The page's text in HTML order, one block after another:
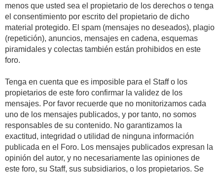
menos que usted sea el propietario de los derechos o tenga
el consentimiento por escrito del propietario de dicho
material protegido. El spam (mensajes no deseados), plagio
(repetición), anuncios, mensajes en cadena, esquemas
piramidales y colectas también están prohibidos en este
foro.
Tenga en cuenta que es imposible para el Staff o los
propietarios de este foro confirmar la validez de los
mensajes. Por favor recuerde que no monitorizamos cada
uno de los mensajes publicados, y por tanto, no somos
responsables de su contenido. No garantizamos la
exactitud, integridad o utilidad de ninguna información
publicada en el Foro. Los mensajes publicados expresan la
opinión del autor, y no necesariamente las opiniones de
este foro, su Staff, sus subsidiarios, o los propietarios. Se